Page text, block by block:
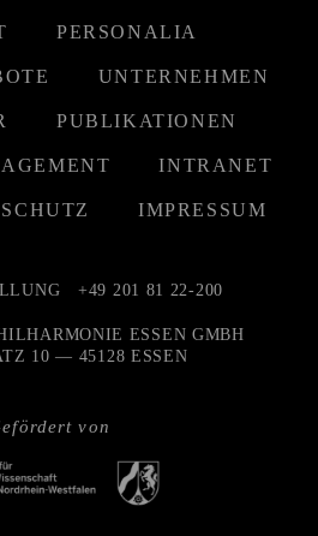
PERSONALIA
UNTERNEHMEN
PUBLIKATIONEN
INTRANET
IMPRESSUM
von
+49 201 81 22-200
ESSEN GMBH
10 — 45128 ESSEN